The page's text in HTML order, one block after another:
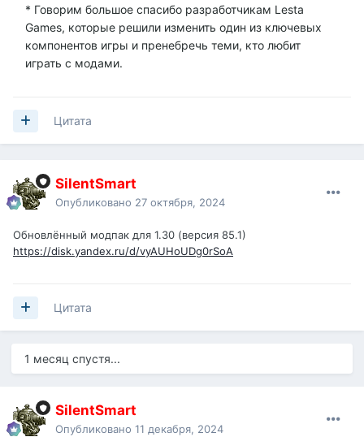
* Говорим большое спасибо разработчикам Lesta
Games, которые решили изменить один из ключевых
компонентов игры и пренебречь теми, кто любит
играть с модами.
Цитата
SilentSmart
Опубликовано 27 октября, 2024
Обновлённый модпак для 1.30 (версия 85.1)
https://disk.yandex.ru/d/vyAUHoUDg0rSoA
Цитата
1 месяц спустя...
SilentSmart
Опубликовано 11 декабря, 2024